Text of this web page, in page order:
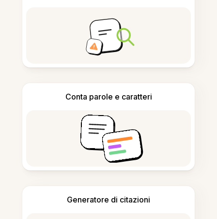
Conta parole e caratteri
Generatore di citazioni